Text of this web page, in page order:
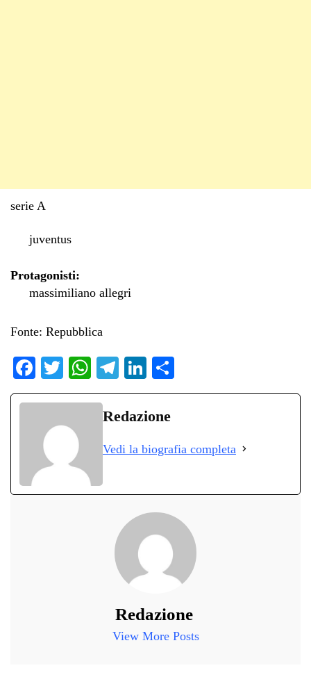
serie A
juventus
Protagonisti:
massimiliano allegri
Fonte: Repubblica
Fa
ce
ok
T
wi
r
W
ha
ts
pp
Te
le
gr
m
Li
nk
ed
on
di
Redazione
Vedi la biografia completa
Redazione
View More Posts